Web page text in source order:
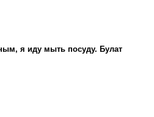
я иду мыть посуду. Булат